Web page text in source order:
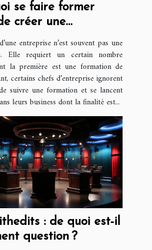
se faire former
créer une
?entreprise n’est souvent pas une
Elle requiert un certain nombre
la première est une formation de
certains chefs d’entreprise ignorent
suivre une formation et se lancent
leurs business dont la finalité est...
: de quoi est-il
question ?